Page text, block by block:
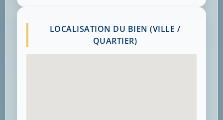
LOCALISATION DU BIEN (VILLE /
QUARTIER)